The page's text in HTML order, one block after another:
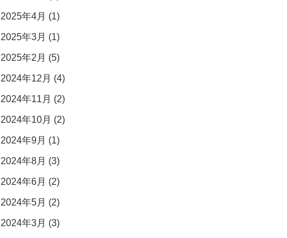
2025年4月 (1)
2025年3月 (1)
2025年2月 (5)
2024年12月 (4)
2024年11月 (2)
2024年10月 (2)
2024年9月 (1)
2024年8月 (3)
2024年6月 (2)
2024年5月 (2)
2024年3月 (3)